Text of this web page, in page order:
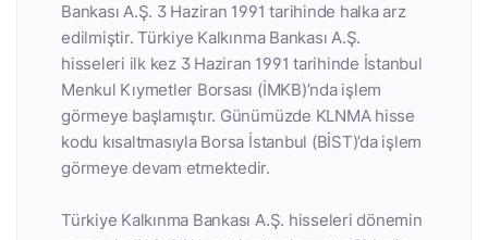
Bankası A.Ş. 3 Haziran 1991 tarihinde halka arz
edilmiştir. Türkiye Kalkınma Bankası A.Ş.
hisseleri ilk kez 3 Haziran 1991 tarihinde İstanbul
Menkul Kıymetler Borsası (İMKB)’nda işlem
görmeye başlamıştır. Günümüzde KLNMA hisse
kodu kısaltmasıyla Borsa İstanbul (BİST)’da işlem
görmeye devam etmektedir.
Türkiye Kalkınma Bankası A.Ş. hisseleri dönemin